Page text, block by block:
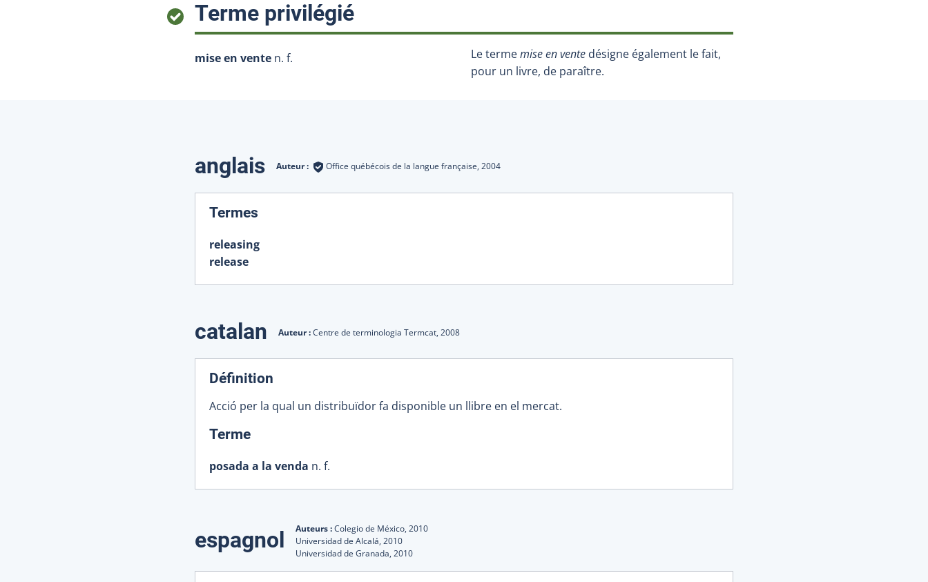
Terme privilégié:
mise en vente n. f. Le termemise en vente désigne également le fait,
pour un livre, de paraître.
Traductions
anglais Auteur : Office québécois de la langue française, 2004
Termes
releasing
release
catalan Auteur :Centre de terminologia Termcat, 2008
Définition
Acció per la qual un distribuïdor fa disponible un llibre en el mercat.
Terme:
posada a la venda n. f.
espagnol Auteurs :Colegio de México, 2010
Universidad de Alcalá, 2010
Universidad de Granada, 2010